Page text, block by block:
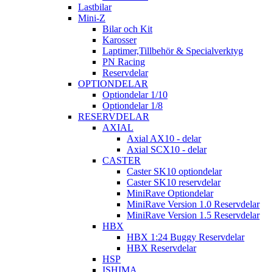
Lastbilar
Mini-Z
Bilar och Kit
Karosser
Laptimer,Tillbehör & Specialverktyg
PN Racing
Reservdelar
OPTIONDELAR
Optiondelar 1/10
Optiondelar 1/8
RESERVDELAR
AXIAL
Axial AX10 - delar
Axial SCX10 - delar
CASTER
Caster SK10 optiondelar
Caster SK10 reservdelar
MiniRave Optiondelar
MiniRave Version 1.0 Reservdelar
MiniRave Version 1.5 Reservdelar
HBX
HBX 1:24 Buggy Reservdelar
HBX Reservdelar
HSP
ISHIMA